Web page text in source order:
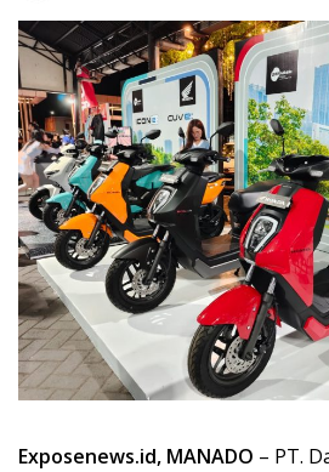
Exposenews.id, MANADO – PT.